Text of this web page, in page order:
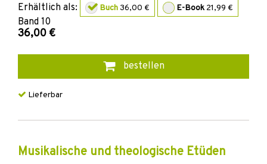
Erhältlich als: Buch36,00 € E-Book 21,99 €
Band 10
36,00 €
bestellen
Lieferbar
Musikalische und theologische Etüden